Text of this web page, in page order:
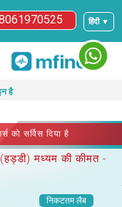
हिंदी ▼
है
सर्विस दिया है
(हड्डी) मध्यम की कीमत -
निकटतम लैब